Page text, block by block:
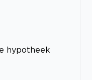
hypotheek